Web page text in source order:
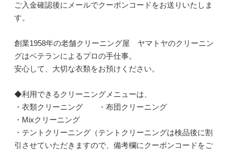
ご入金確認後にメールでクーポンコードをお送りいたしま
す。
創業1958年の老舗クリーニング屋 ヤマトヤのクリーニン
グはベテランによるプロの手仕事。
安心して、大切な衣類をお預けください。
◆利用できるクリーニングメニューは、
・衣類クリーニング ・布団クリーニング
・Mixクリーニング
・テントクリーニング（テントクリーニングは検品後に割
引させていただきますので、備考欄にクーポンコードをご